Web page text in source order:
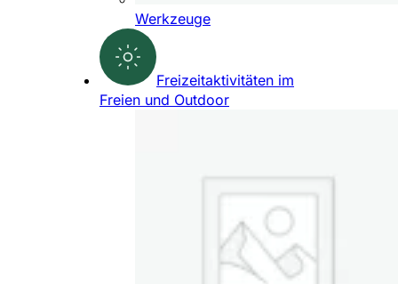
Werkzeuge
Freizeitaktivitäten im
Freien und Outdoor